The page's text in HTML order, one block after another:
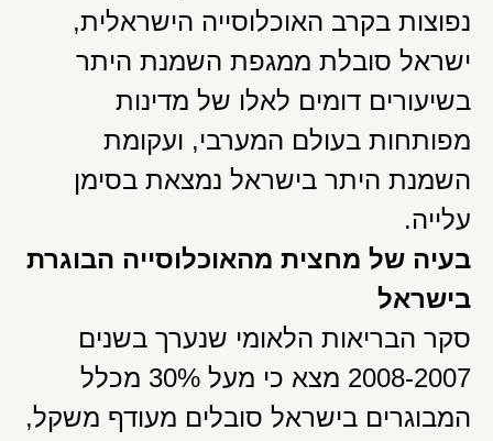
נפוצות בקרב האוכלוסייה הישראלית,
ישראל סובלת ממגפת השמנת היתר
בשיעורים דומים לאלו של מדינות
מפותחות בעולם המערבי, ועקומת
השמנת היתר בישראל נמצאת בסימן
עלייה.
בעיה של מחצית מהאוכלוסייה הבוגרת
בישראל
סקר הבריאות הלאומי שנערך בשנים
2008-2007 מצא כי מעל 30% מכלל
המבוגרים בישראל סובלים מעודף משקל,